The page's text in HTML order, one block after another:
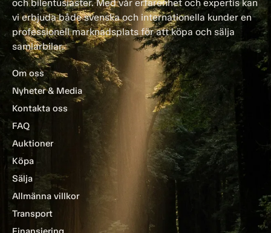
och bilentusiaster. Med vår erfarenhet och expertis kan
vi erbjuda både svenska och internationella kunder en
professionell marknadsplats för att köpa och sälja
samlarbilar.
Om oss
Nyheter & Media
Kontakta oss
FAQ
Auktioner
Köpa
Sälja
Allmänna villkor
Transport